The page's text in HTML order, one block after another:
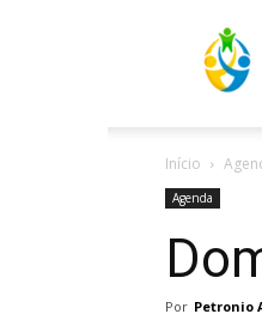
Início
Agenda
Por Petronio